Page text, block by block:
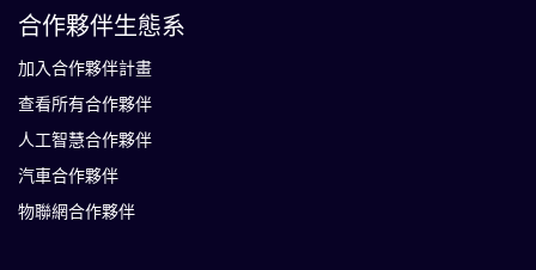
合作夥伴生態系
加入合作夥伴計畫
查看所有合作夥伴
人工智慧合作夥伴
汽車合作夥伴
物聯網合作夥伴